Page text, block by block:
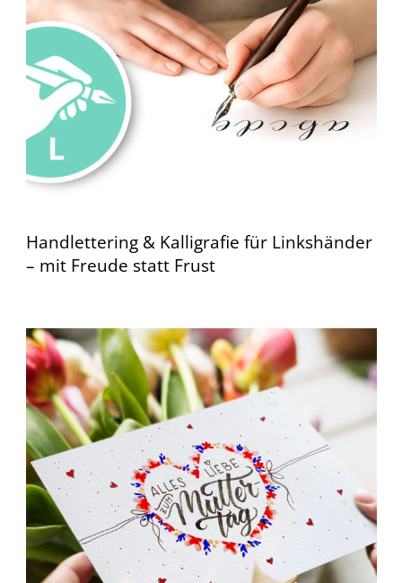
Handlettering & Kalligrafie für Linkshänder
– mit Freude statt Frust